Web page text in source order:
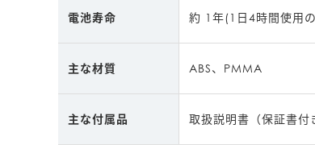
電池寿命 約 1年(1日4時間使用
主な材質 ABS、PMMA
主な付属品 取扱説明書（保証書